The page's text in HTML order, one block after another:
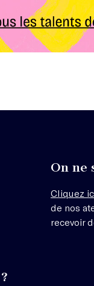
On ne
Cliquez
de nos
recevoir